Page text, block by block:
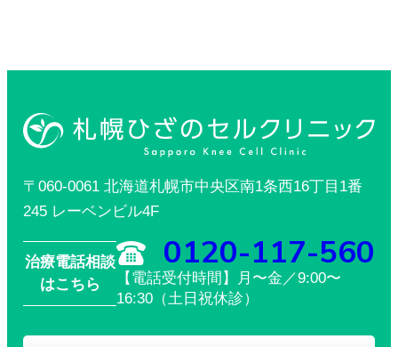
〒060-0061 北海道札幌市中央区南1条西16丁目1番
245 レーベンビル4F
治療電話相談
はこちら
0120-117-560
【電話受付時間】月〜金／9:00〜
16:30（土日祝休診）